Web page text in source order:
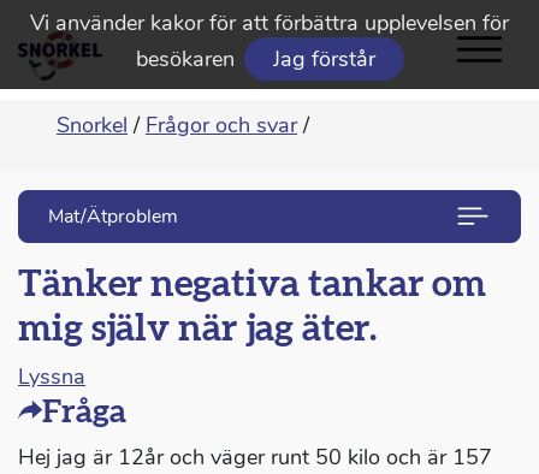
Vi använder kakor för att förbättra upplevelsen för
besökaren
Jag förstår
Snorkel / Frågor och svar /
Mat/Ätproblem
Tänker negativa tankar om
mig själv när jag äter.
Lyssna
Fråga
Hej jag är 12år och väger runt 50 kilo och är 157